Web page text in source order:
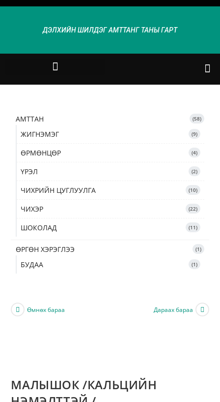
ДЭЛХИЙН ШИЛДЭГ АМТТАНГ ТАНЫ ГАРТ
АМТТАН 58
ЖИГНЭМЭГ 9
ӨРМӨНЦӨР 4
ҮРЭЛ 2
ЧИХРИЙН ЦУГЛУУЛГА 10
ЧИХЭР 22
ШОКОЛАД 11
ӨРГӨН ХЭРЭГЛЭЭ 1
БУДАА 1
Өмнөх бараа Дараах бараа
МАЛЫШОК /КАЛЬЦИЙН